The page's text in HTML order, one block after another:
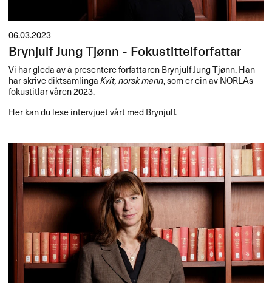
06.03.2023
Brynjulf Jung Tjønn - Fokustittelforfattar
Vi har gleda av å presentere forfattaren Brynjulf Jung Tjønn. Han
har skrive diktsamlingaKvit, norsk mann, som er ein av NORLAs
fokustitlar våren 2023.
Her kan du lese intervjuet vårt med Brynjulf.